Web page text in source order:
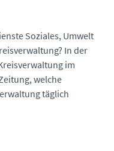
Soziales, Umwelt
In der
im
welche
täglich